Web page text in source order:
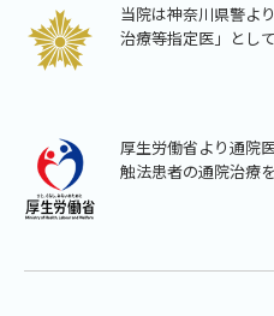
当院は神奈川県警よ
治療等指定医」とし
厚生労働省より通院
触法患者の通院治療